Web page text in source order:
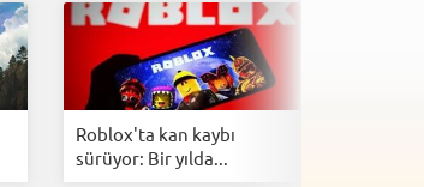
Roblox'ta kan kaybı
sürüyor: Bir yılda...